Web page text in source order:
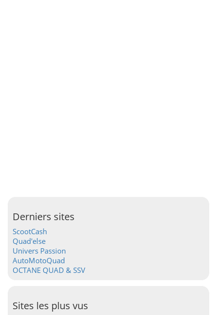
Derniers sites
ScootCash
Quad'else
Univers Passion
AutoMotoQuad
OCTANE QUAD & SSV
Sites les plus vus